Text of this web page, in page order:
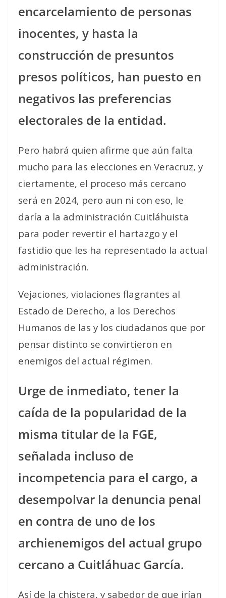
encarcelamiento de personas
inocentes, y hasta la
construcción de presuntos
presos políticos, han puesto en
negativos las preferencias
electorales de la entidad.
Pero habrá quien afirme que aún falta
mucho para las elecciones en Veracruz, y
ciertamente, el proceso más cercano
será en 2024, pero aun ni con eso, le
daría a la administración Cuitláhuista
para poder revertir el hartazgo y el
fastidio que les ha representado la actual
administración.
Vejaciones, violaciones flagrantes al
Estado de Derecho, a los Derechos
Humanos de las y los ciudadanos que por
pensar distinto se convirtieron en
enemigos del actual régimen.
Urge de inmediato, tener la
caída de la popularidad de la
misma titular de la FGE,
señalada incluso de
incompetencia para el cargo, a
desempolvar la denuncia penal
en contra de uno de los
archienemigos del actual grupo
cercano a Cuitláhuac García.
Así de la chistera, y sabedor de que irían